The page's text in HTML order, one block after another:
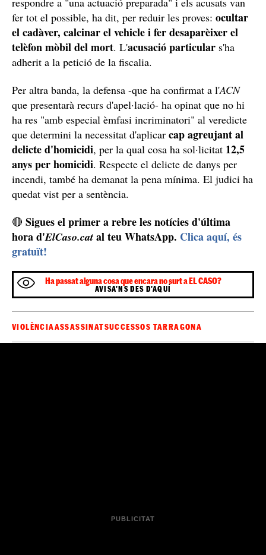
fer tot el possible, ha dit, per reduir les proves: ocultar
el cadàver, calcinar el vehicle i fer desaparèixer el
telèfon mòbil del mort. L'acusació particular s'ha
adherit a la petició de la fiscalia.
Per altra banda, la defensa -que ha confirmat a l'ACN
que presentarà recurs d'apel·lació- ha opinat que no hi
ha res "amb especial èmfasi incriminatori" al veredicte
que determini la necessitat d'aplicar cap agreujant al
delicte d'homicidi, per la qual cosa ha sol·licitat 12,5
anys per homicidi. Respecte el delicte de danys per
incendi, també ha demanat la pena mínima. El judici ha
quedat vist per a sentència.
🔴 Sigues el primer a rebre les notícies d'última
hora d'ElCaso.cat al teu WhatsApp. Clica aquí, és
gratuït!
Ha passat alguna cosa que encara no surt a EL CASO?
AVISA'NS DES D'AQUÍ
VIOLÈNCIAASSASSINATSUCCESSOS TARRAGONA